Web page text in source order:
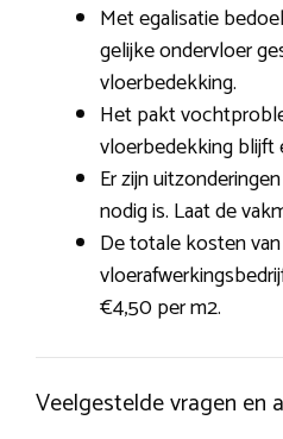
Met egalisatie
gelijke ondervloer
vloerbedekking.
Het pakt
vloerbedekking blijft
Er zijn
nodig is. Laat de
De totale kosten
€4,50 per m2.
Veelgestelde vragen en